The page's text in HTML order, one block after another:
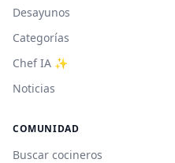
Desayunos
Categorías
Chef IA ✨
Noticias
COMUNIDAD
Buscar cocineros